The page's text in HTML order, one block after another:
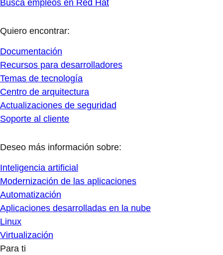
Busca empleos en Red Hat
Quiero encontrar:
Documentación
Recursos para desarrolladores
Temas de tecnología
Centro de arquitectura
Actualizaciones de seguridad
Soporte al cliente
Deseo más información sobre:
Inteligencia artificial
Modernización de las aplicaciones
Automatización
Aplicaciones desarrolladas en la nube
Linux
Virtualización
Para ti